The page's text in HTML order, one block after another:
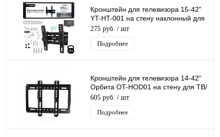
Кронштейн для телевизора 15-42"
YT-HT-001 на стену наклонный для
ТВ/Монитора
275 руб. / шт
Подробнее
Кронштейн для телевизора 14-42"
Орбита OT-HOD01 на стену для ТВ/
Монитора
605 руб. / шт
Подробнее